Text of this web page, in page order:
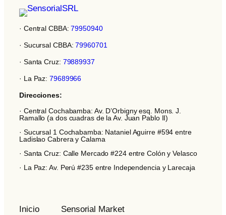
· Central CBBA:79950940
· Sucursal CBBA:79960701
· Santa Cruz: 79889937
· La Paz:79689966
Direcciones:
· Central Cochabamba: Av. D’Orbigny esq. Mons. J.
Ramallo (a dos cuadras de la Av. Juan Pablo II)
· Sucursal 1 Cochabamba: Nataniel Aguirre #594 entre
Ladislao Cabrera y Calama
· Santa Cruz: Calle Mercado #224 entre Colón y Velasco
· La Paz: Av. Perú #235 entre Independencia y Larecaja
Inicio
Sensorial Market